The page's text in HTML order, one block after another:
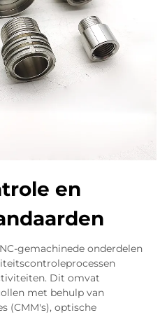
en
gemachinede onderdelen
Dit omvat
met behulp van
(CMM's), optische